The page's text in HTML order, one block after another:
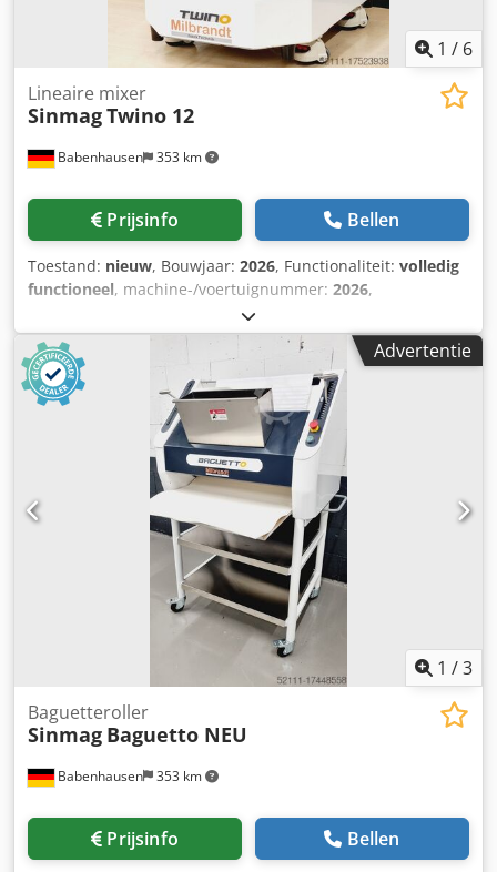
1 / 6
Babenhausen 353 km
Lineaire mixer
SinmagTwino 12
Prijsinfo Bellen
Toestand: nieuw, Bouwjaar: 2026, Functionaliteit: volledig
functioneel, machine-/voertuignummer: 2026,
, ingangsspanning:
gecertificeerd tot:08/2028, totaalgewicht:49 kg, totale
breedte:
, totale lengte: 560 mm ,
ingangsfrequentie:
50 Hz, ingangsstroom:
zekering:
, NIEUW +++ Twino Dubbelarm Deegmachine
+++ NIEUW Voordelen: minder deegopwarming, zachte
kneedbewerking TOP tafelmodel Eenvoudige digitale
bediening Tijdschakelaar met 5 snelheden voor 3 - 12 kg
deeg / 2 - 8 kg meel eenvoudige, robuuste techniek alleen
bij ons: DGUV V3-gekeurd Aansluiting: 230V NIEUWE
machine, SAB-gekeurd 24 maanden garantie +
onderdelenservice Crodpfxju A Hico Ai Ief Opties:
Onderhoudscontract E-Box Bezorgservice Servicepakket
Leasing & verhuurservice Bezoek onze grote
tentoonstelling van bakkerijmachines!
Advertentie
1 /3
Babenhausen 353 km
Baguetteroller
Sinmag Baguetto NEU
Prijsinfo Bellen